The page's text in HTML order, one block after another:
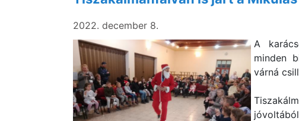
2022. december 8.
A
minden
várná